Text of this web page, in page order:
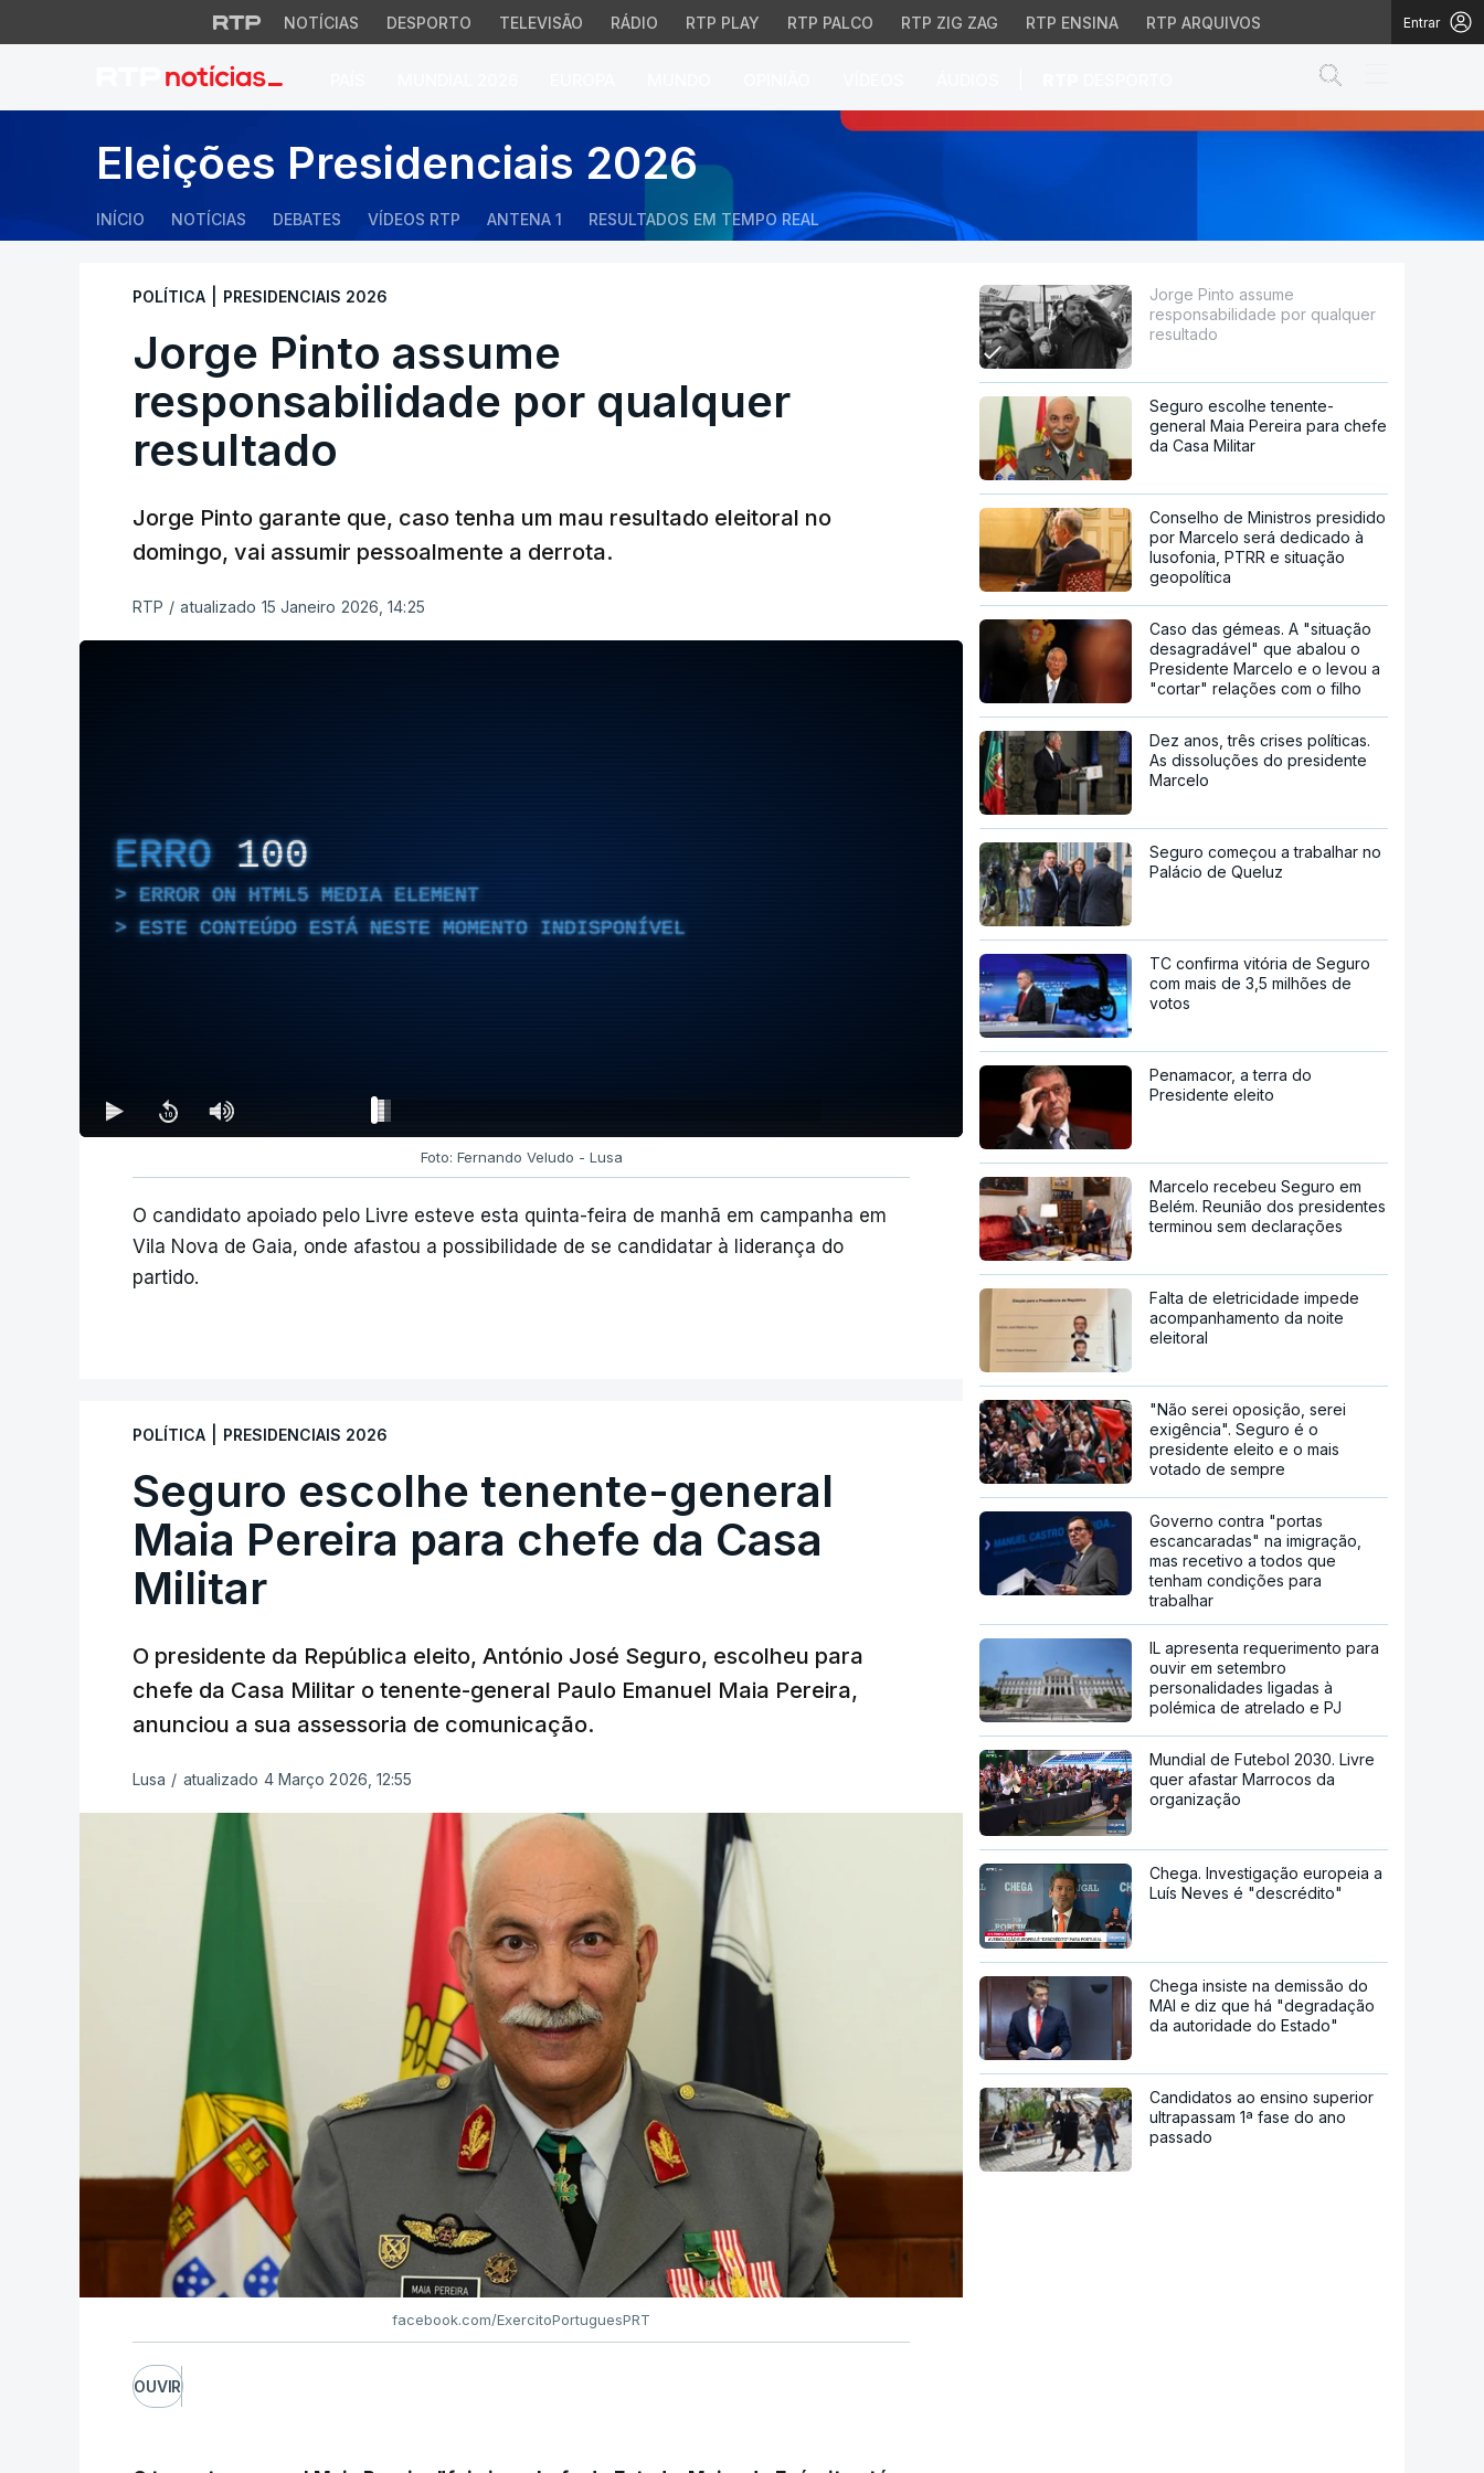
NOTÍCIAS DESPORTO TELEVISÃO RÁDIO RTP PLAY RTP PALCO RTP ZIG ZAG RTP ENSINA RTP ARQUIVOS Entrar
Jorge Pinto assume responsabilidade por qualquer resultado
Eleições Presidenciais 2026
INÍCIO NOTÍCIAS DEBATES VÍDEOS RTP ANTENA 1 RESULTADOS EM TEMPO REAL
POLÍTICA PRESIDENCIAIS 2026
Jorge Pinto assume
responsabilidade por qualquer
resultado
Jorge Pinto garante que, caso tenha um mau resultado eleitoral no
domingo, vai assumir pessoalmente a derrota.
RTP / atualizado 15 Janeiro 2026, 14:25
ERRO 100
ERROR ON HTML5 MEDIA ELEMENT
ESTE CONTEÚDO ESTÁ NESTE MOMENTO INDISPONÍVEL
Foto: Fernando Veludo - Lusa
O candidato apoiado pelo Livre esteve esta quinta-feira de manhã em campanha em
Vila Nova de Gaia, onde afastou a possibilidade de se candidatar à liderança do
partido.
POLÍTICA PRESIDENCIAIS 2026
Seguro escolhe tenente-general
Maia Pereira para chefe da Casa
Militar
O presidente da República eleito, António José Seguro, escolheu para
chefe da Casa Militar o tenente-general Paulo Emanuel Maia Pereira,
anunciou a sua assessoria de comunicação.
Lusa / atualizado 4 Março 2026, 12:55
facebook.com/ExercitoPortuguesPRT
OUVIR
Jorge Pinto assume
responsabilidade por qualquer
resultado
Seguro escolhe tenente-
general Maia Pereira para chefe
da Casa Militar
Conselho de Ministros presidido
por Marcelo será dedicado à
lusofonia, PTRR e situação
geopolítica
Caso das gémeas. A "situação
desagradável" que abalou o
Presidente Marcelo e o levou a
"cortar" relações com o filho
Dez anos, três crises políticas.
As dissoluções do presidente
Marcelo
Seguro começou a trabalhar no
Palácio de Queluz
TC confirma vitória de Seguro
com mais de 3,5 milhões de
votos
Penamacor, a terra do
Presidente eleito
Marcelo recebeu Seguro em
Belém. Reunião dos presidentes
terminou sem declarações
Falta de eletricidade impede
acompanhamento da noite
eleitoral
"Não serei oposição, serei
exigência". Seguro é o
presidente eleito e o mais
votado de sempre
Governo contra "portas
escancaradas" na imigração,
mas recetivo a todos que
tenham condições para
trabalhar
IL apresenta requerimento para
ouvir em setembro
personalidades ligadas à
polémica de atrelado e PJ
Mundial de Futebol 2030. Livre
quer afastar Marrocos da
organização
Chega. Investigação europeia a
Luís Neves é "descrédito"
Chega insiste na demissão do
MAI e diz que há "degradação
da autoridade do Estado"
Candidatos ao ensino superior
ultrapassam 1ª fase do ano
passado